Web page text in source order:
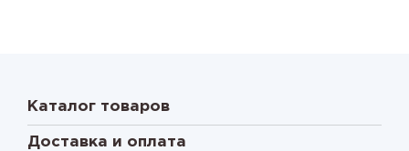
Каталог товаров
Доставка и оплата